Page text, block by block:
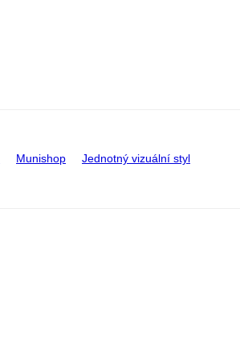
Munishop Jednotný vizuální styl